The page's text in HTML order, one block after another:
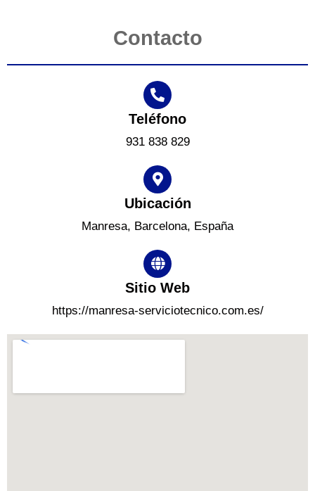
Contacto
Teléfono
931 838 829
Ubicación
Manresa, Barcelona, España
Sitio Web
https://manresa-serviciotecnico.com.es/